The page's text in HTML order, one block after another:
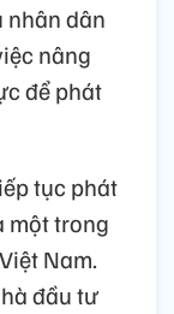
nhân dân
nâng
để phát
tục phát
một trong
Nam.
đầu tư